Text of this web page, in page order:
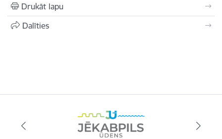
Drukāt lapu
Dalīties